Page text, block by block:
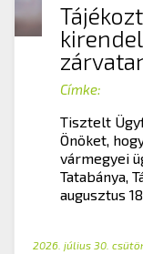
Címke:
Tisztelt
Önöket,
vármegyei
Tatabánya,
augusztus
2026. július 30.